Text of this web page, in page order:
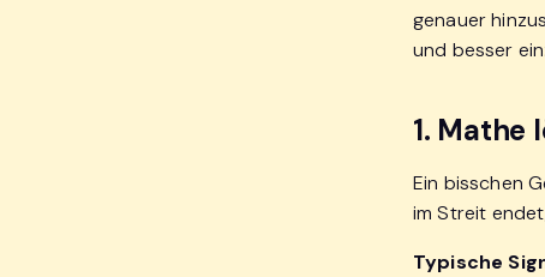
genauer
und besser
1. Mathe
Ein bisschen
im Streit
Typische